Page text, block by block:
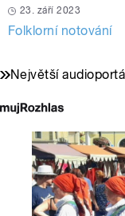
23. září 2023
Folklorní notování
Největší